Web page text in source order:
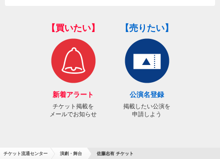
【買いたい】
新着アラート
チケット掲載を
メールでお知らせ
【売りたい】
公演名登録
掲載したい公演を
申請しよう
チケット流通センター 演劇・舞台 佐藤志有 チケット